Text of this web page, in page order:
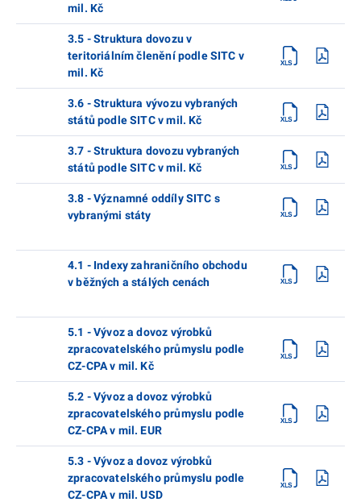
mil. Kč
3.5 - Struktura dovozu v
teritoriálním členění podle SITC v
mil. Kč
3.6 - Struktura vývozu vybraných
států podle SITC v mil. Kč
3.7 - Struktura dovozu vybraných
států podle SITC v mil. Kč
3.8 - Významné oddíly SITC s
vybranými státy
4.1 - Indexy zahraničního obchodu
v běžných a stálých cenách
5.1 - Vývoz a dovoz výrobků
zpracovatelského průmyslu podle
CZ-CPA v mil. Kč
5.2 - Vývoz a dovoz výrobků
zpracovatelského průmyslu podle
CZ-CPA v mil. EUR
5.3 - Vývoz a dovoz výrobků
zpracovatelského průmyslu podle
CZ-CPA v mil. USD